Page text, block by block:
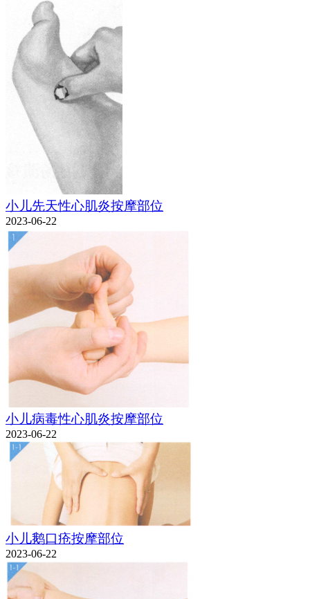
小儿先天性心肌炎按摩部位
2023-06-22
小儿病毒性心肌炎按摩部位
2023-06-22
小儿鹅口疮按摩部位
2023-06-22